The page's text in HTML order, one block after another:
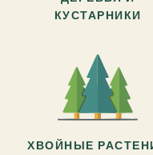
КУСТАРНИКИ
ХВОЙНЫЕ